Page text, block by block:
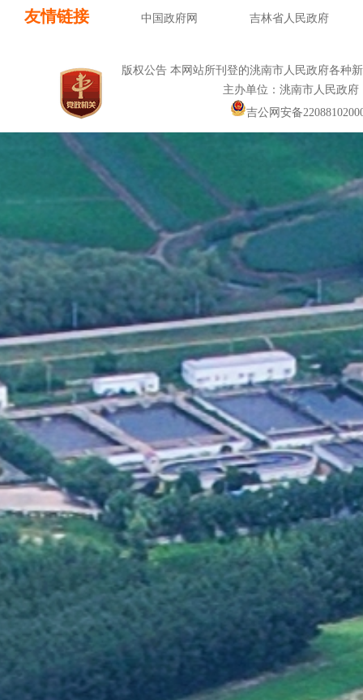
友情链接 中国政府网 吉林省人民政府
版权公告 本网站所刊登的洮南市人民政府各种
主办单位：洮南市人民政
吉公网安备